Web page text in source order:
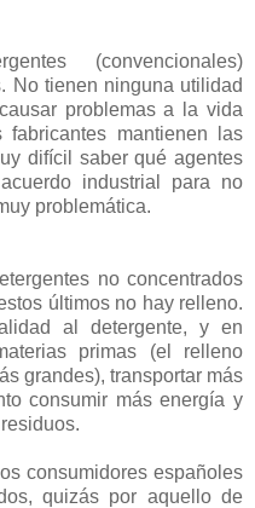
(convencionales)
No tienen ninguna utilidad
problemas a la vida
fabricantes mantienen las
difícil saber qué agentes
industrial para no
problemática.
no concentrados
últimos no hay relleno.
al detergente, y en
primas (el relleno
grandes), transportar más
consumir más energía y
consumidores españoles
quizás por aquello de